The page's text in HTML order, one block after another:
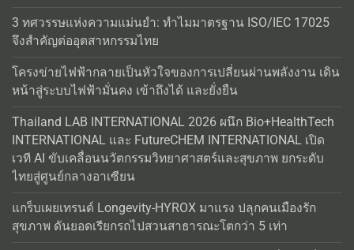
3 ทศวรรษแห่งความแม่นยำ: ทำไมมาตรฐาน ISO/IEC 17025
จึงสำคัญต่ออุตสาหกรรมไทย
โครงข่ายไฟฟ้ากลายเป็นหัวใจของการเปลี่ยนผ่านพลังงาน เดิน
หน้าสู่ระบบไฟฟ้ามั่นคง เข้าถึงได้ และยั่งยืน
Thailand LAB INTERNATIONAL 2026 ผนึก Bio+HealthTech
INTERNATIONAL และ FutureCHEM INTERNATIONAL เปิด
เวที AI ขับเคลื่อนนวัตกรรมวิทยาศาสตร์และสุขภาพ ยกระดับ
ไทยสู่ศูนย์กลางอาเซียน
แกร็บเผยเทรนด์ Longevity-HYROX มาแรง ปลุกคนเมืองรัก
สุขภาพ ดันยอดเรียกรถไปสวนสาธารณะโตกว่า 5 เท่า